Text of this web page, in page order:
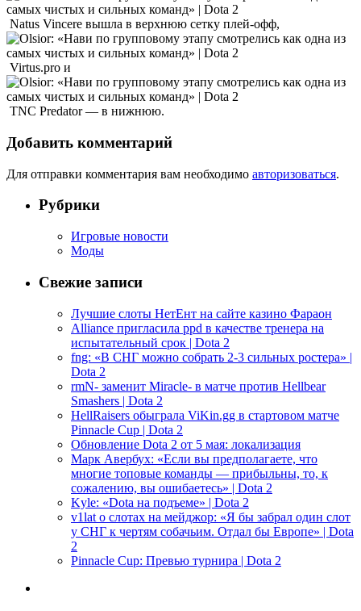
Natus Vincere вышла в верхнюю сетку плей-офф,
Virtus.pro и
TNC Predator — в нижнюю.
Добавить комментарий
Для отправки комментария вам необходимо авторизоваться.
Рубрики
Игровые новости
Моды
Свежие записи
Лучшие слоты НетЕнт на сайте казино Фараон
Alliance пригласила ppd в качестве тренера на
испытательный срок | Dota 2
fng: «В СНГ можно собрать 2-3 сильных ростера» |
Dota 2
rmN- заменит Miracle- в матче против Hellbear
Smashers | Dota 2
HellRaisers обыграла ViKin.gg в стартовом матче
Pinnacle Cup | Dota 2
Обновление Dota 2 от 5 мая: локализация
Марк Авербух: «Если вы предполагаете, что
многие топовые команды — прибыльны, то, к
сожалению, вы ошибаетесь» | Dota 2
Kyle: «Dota на подъеме» | Dota 2
v1lat о слотах на мейджор: «Я бы забрал один слот
у СНГ к чертям собачьим. Отдал бы Европе» | Dota
2
Pinnacle Cup: Превью турнира | Dota 2